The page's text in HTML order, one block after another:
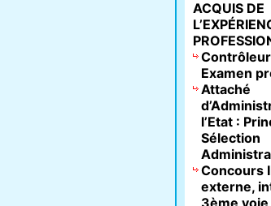
ACQUIS DE
Examen
Attaché
l’Etat :
Sélection
Concours
externe,
3ème voie